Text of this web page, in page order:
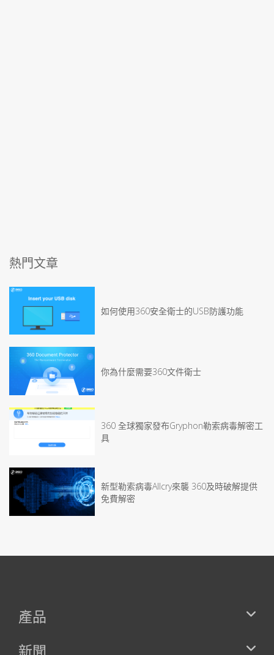
熱門文章
如何使用360安全衛士的USB防護功能
你為什麼需要360文件衛士
360 全球獨家發布Gryphon勒索病毒解密工
具
新型勒索病毒Allcry來襲 360及時破解提供
免費解密
產品
新聞